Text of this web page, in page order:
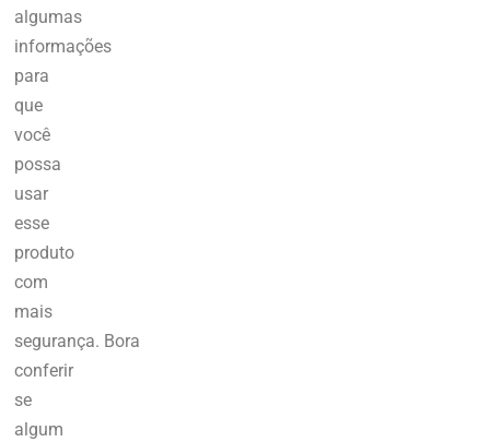
algumas
informações
para
que
você
possa
usar
esse
produto
com
mais
segurança. Bora
conferir
se
algum